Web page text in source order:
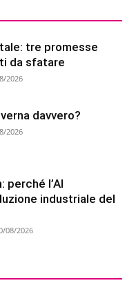
tre promesse
da sfatare
2026
davvero?
2026
perché l’AI
industriale del
08/2026